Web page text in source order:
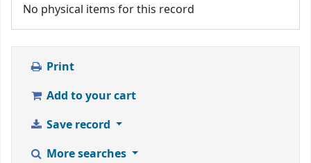
No physical items for this record
Print
Add to your cart
Save record
More searches